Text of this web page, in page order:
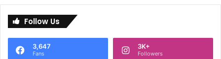
Follow Us
3,647
Fans
3K+
Followers